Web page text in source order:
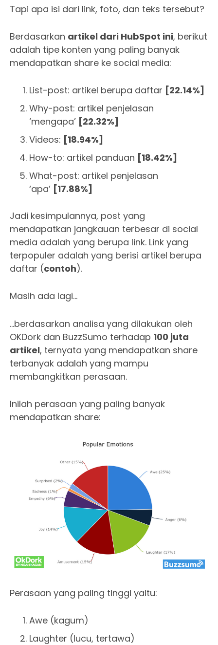
Tapi apa isi dari link, foto, dan teks tersebut?
Berdasarkan artikel dari HubSpot ini, berikut
adalah tipe konten yang paling banyak
mendapatkan share ke social media:
List-post: artikel berupa daftar [22.14%]
Why-post: artikel penjelasan
‘mengapa’ [22.32%]
Videos: [18.94%]
How-to: artikel panduan [18.42%]
What-post: artikel penjelasan
‘apa’ [17.88%]
Jadi kesimpulannya, post yang
mendapatkan jangkauan terbesar di social
media adalah yang berupa link. Link yang
terpopuler adalah yang berisi artikel berupa
daftar (contoh).
Masih ada lagi…
…berdasarkan analisa yang dilakukan oleh
OKDork dan BuzzSumo terhadap 100 juta
artikel, ternyata yang mendapatkan share
terbanyak adalah yang mampu
membangkitkan perasaan.
Inilah perasaan yang paling banyak
mendapatkan share:
Perasaan yang paling tinggi yaitu:
Awe (kagum)
Laughter (lucu, tertawa)